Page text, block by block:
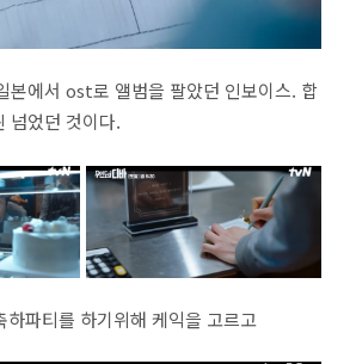
본에서 ost로 앨범을 팔았던 인보이스. 합
넘었던 것이다.
하파티를 하기위해 케익을 고르고